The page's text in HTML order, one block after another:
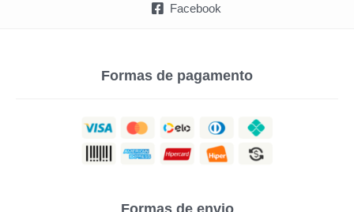
Facebook
Formas de pagamento